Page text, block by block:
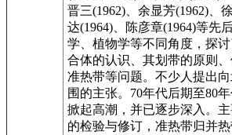
晋三(1962)、余显芳(1962)、
达(1964)、陈彦章(1964)等先
学、植物学等不同角度，探
合体的认识、其划带的原则
准热带等问题。不少人提出
围的主张。70年代后期至80
掀起高潮，并已逐步深入。
的检验与修订，准热带归并